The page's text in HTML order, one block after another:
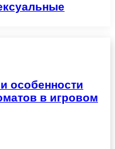
особенности
в игровом